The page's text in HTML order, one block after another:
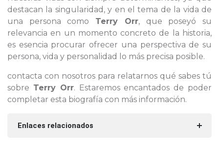
destacan la singularidad, y en el tema de la vida de
una persona como Terry Orr, que poseyó su
relevancia en un momento concreto de la historia,
es esencia procurar ofrecer una perspectiva de su
persona, vida y personalidad lo más precisa posible.
contacta con nosotros para relatarnos qué sabes tú
sobre Terry Orr. Estaremos encantados de poder
completar esta biografía con más información.
Enlaces relacionados